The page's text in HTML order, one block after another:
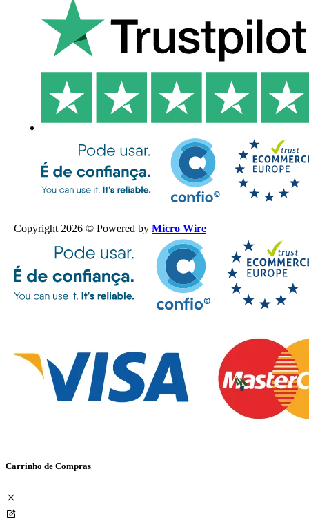
Copyright 2026 © Powered by Micro Wire
Carrinho de Compras